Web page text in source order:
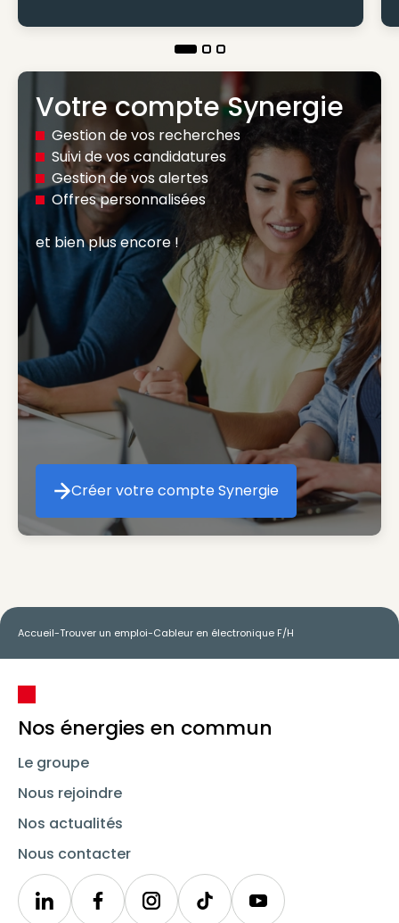
Votre compte Synergie
Gestion de vos recherches
Suivi de vos candidatures
Gestion de vos alertes
Offres personnalisées
et bien plus encore !
Créer votre compte Synergie
Créer votre compte Synergie
Accueil-Trouver un emploi-Cableur en électronique F/H
Nos énergies en commun
Le groupe
Nous rejoindre
Nos actualités
Nous contacter
LinkedinSynergieInstagramTikTok Youtube